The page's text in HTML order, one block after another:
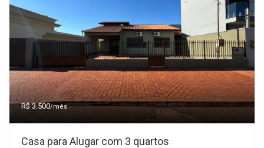
R$ 3.500/mês
Casa para Alugar com 3 quartos